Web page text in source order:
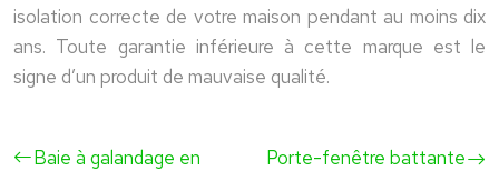
isolation correcte de votre maison pendant au moins dix
ans. Toute garantie inférieure à cette marque est le
signe d’un produit de mauvaise qualité.
Baie à galandage en
Porte-fenêtre battante